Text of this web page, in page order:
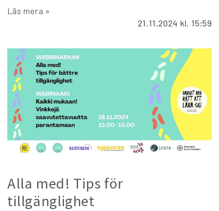
Läs mera »
21.11.2024 kl. 15:59
Alla med! Tips för
tillgänglighet